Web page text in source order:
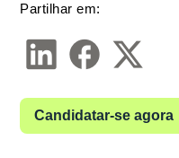
Partilhar em:
Candidatar-se agora